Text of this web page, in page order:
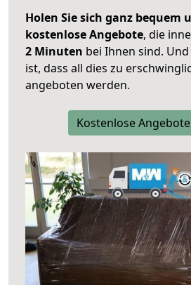
Holen Sie sich ganz bequem
kostenlose Angebote, die
2 Minuten bei Ihnen sind.
ist, dass all dies zu
angeboten werden.
Kostenlose